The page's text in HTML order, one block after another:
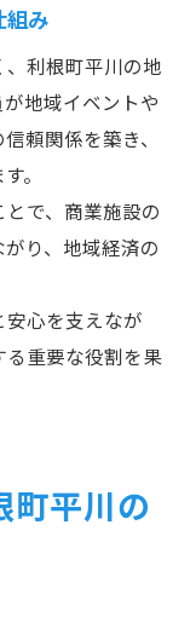
組み
利根町平川の地
地域イベントや
頼関係を築き、
。
で、商業施設の
り、地域経済の
心を支えなが
る重要な役割を果
町平川の